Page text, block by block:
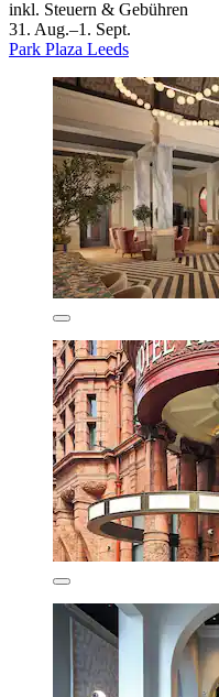
inkl. Steuern & Gebühren
31. Aug.–1. Sept.
Park Plaza Leeds